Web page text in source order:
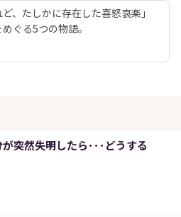
、たしかに存在した喜怒哀楽」
ぐる5つの物語。
突然失明したら･･･どうする